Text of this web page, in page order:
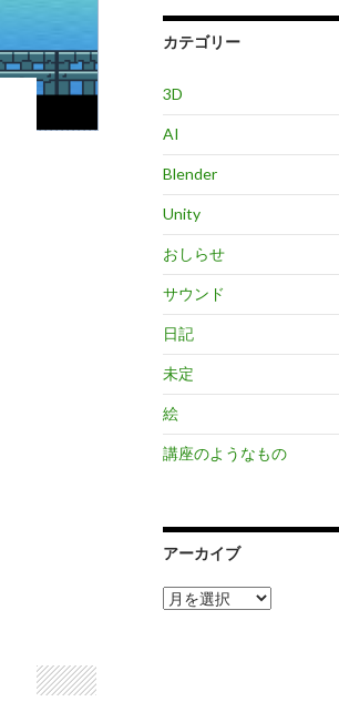
カテゴリー
3D
AI
Blender
Unity
おしらせ
サウンド
日記
未定
絵
講座のようなもの
アーカイブ
ア
ー